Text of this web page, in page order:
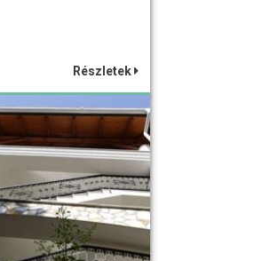
Részletek